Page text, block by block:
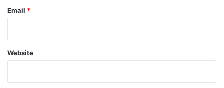
Email *
Website